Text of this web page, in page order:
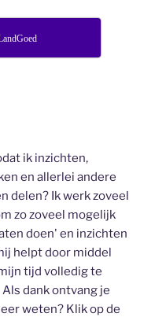
ik inzichten,
en allerlei andere
delen? Ik werk zoveel
zo zoveel mogelijk
doen' en inzichten
helpt door middel
tijd volledig te
dank ontvang je
weten? Klik op de